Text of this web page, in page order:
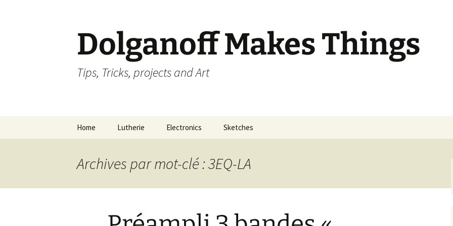
Dolganoff Makes Things
Tips, Tricks, projects and Art
Home Lutherie Electronics Sketches
Archives par mot-clé : 3EQ-LA